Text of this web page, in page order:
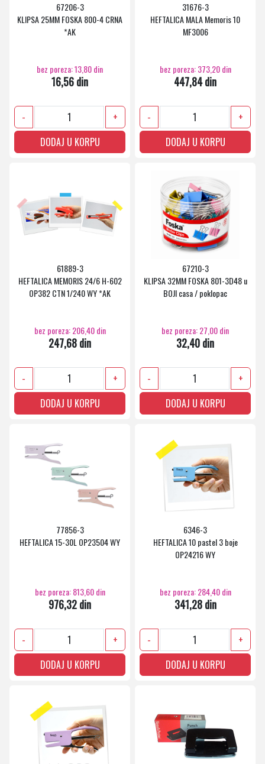
67206-3
KLIPSA 25MM FOSKA 800-4 CRNA
*AK
bez poreza: 13,80 din
16,56 din
-
+
DODAJ U KORPU
31676-3
HEFTALICA MALA Memoris 10
MF3006
bez poreza: 373,20 din
447,84 din
-
+
DODAJ U KORPU
61889-3
HEFTALICA MEMORIS 24/6 H-602
OP382 CTN 1/240 WY *AK
bez poreza: 206,40 din
247,68 din
-
+
DODAJ U KORPU
67210-3
KLIPSA 32MM FOSKA 801-3D48 u
BOJI casa / poklopac
bez poreza: 27,00 din
32,40 din
-
+
DODAJ U KORPU
77856-3
HEFTALICA 15-30L OP23504 WY
bez poreza: 813,60 din
976,32 din
-
+
DODAJ U KORPU
6346-3
HEFTALICA 10 pastel 3 boje
OP24216 WY
bez poreza: 284,40 din
341,28 din
-
+
DODAJ U KORPU